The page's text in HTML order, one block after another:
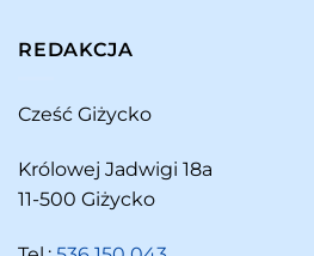
REDAKCJA
Cześć Giżycko
Królowej Jadwigi 18a
11-500 Giżycko